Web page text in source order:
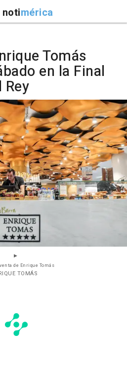
notimérica
Tomás
en la Final
Rey
de Enrique Tomás
TOMÁS